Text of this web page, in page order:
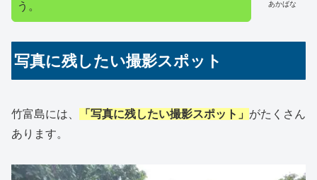
あかばな
う。
写真に残したい撮影スポット
竹富島には、 「写真に残したい撮影スポット」 がたくさん
あります。